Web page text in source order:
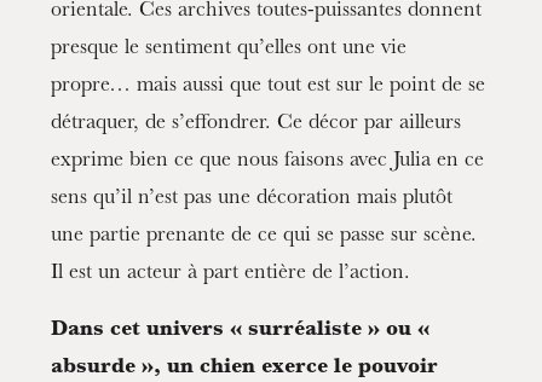
orientale. Ces archives toutes-puissantes donnent
presque le sentiment qu’elles ont une vie
propre… mais aussi que tout est sur le point de se
détraquer, de s’effondrer. Ce décor par ailleurs
exprime bien ce que nous faisons avec Julia en ce
sens qu’il n’est pas une décoration mais plutôt
une partie prenante de ce qui se passe sur scène.
Il est un acteur à part entière de l’action.
Dans cet univers « surréaliste » ou «
absurde », un chien exerce le pouvoir